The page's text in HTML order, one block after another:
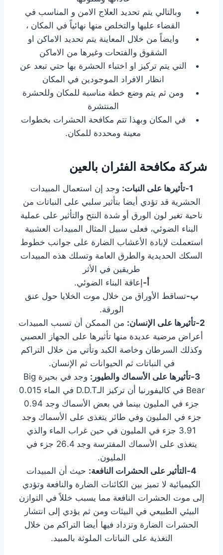
وبالتالي يتم تحديد العلاج الامن و المناسب في
القضاء عليها والتخلص منها نهائياً في المكان ،
وايضاً من خلال المعاينة يتم تحديد الاماكن او
الشقوق والفتحات وغيرها من الاماكن
التي يتم تركيز او اختباء الحشرة بها حتي تبعد عن
انظار الافراد الموجودين في المكان
ومن ثم يتم وضع خطة مناسبة للمكان وللحشرة
المنتشرة
في المكان وبهذا تتم مكافحة الحشرات بخطوات
معينة ومحددة للمكان.
شركة مكافحة الفئران بالعين
1-تأثيرها على النبات:
وجد إن استعمال المبيدات
الحشرية قد تؤدي أيضا بتأثير سلبي على النباتات من
ناحية تغير لون الورق أو شدة النتح والتأثير على عملية
البناء الضوئي، فعلى سبيل المثال المبيدات العشبية
استعملت لإبادة الأعشاب الضارة على جوانب خطوط
السكك الحديدية والطرق العامة وتسلك هذه المبيدات
طريقين في الأثر
أ- إعاقة البناء الضوئي.
ب‌-تساقط الأوراق من خلال موت الخلايا حول عنق
الورقة.
2-تأثيرها على الإنسان:
من الممكن أن تسبب المبيدات
أعراض مرضية عديدة منها تأثيرها على الجهاز العصبي
وكذلك السرطان وخاصة الكبد وتأتي من خلال التراكم
في النباتات ثم الحيوانات ثم الإنسان.
3-تأثيرها على الأسماك والطيور:
وجد في بحيرة Big
Bear في كاليفورنيا أن تركيز الـD.D.T في الماء 0.015
جزء في المليون بينما في بعض الأسماك وجد 0.94
جزء في المليون وفي طائر يتغذى على الأسماك وجد
3.91 جزء في المليون في حين غراب الماء والذي
يتغذى على الأسماك المفترسة وجد 26.4 جزء في
المليون.
4-التأثير على الحشرات النافعة:
حيث أن المبيدات
الكيميائية لا تميز بين الكائنات الضارة والنافعة وتؤدي
إلى موت الحشرات النافعة مما يسبب خللاً في التوازن
البيئي الطبيعي في البيئات ومن ثم يؤدي إلى انتشار
الحشرات الضارة وتزداد فيها أيضا التراكم من خلال
التغذية على النباتات الملوثة بالمبيد.